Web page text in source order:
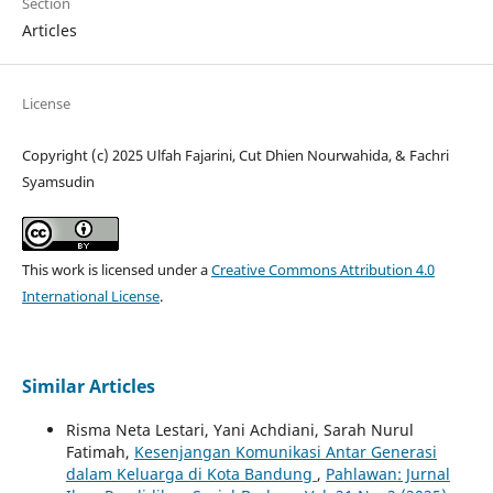
Articles
License
Copyright (c) 2025 Ulfah Fajarini, Cut Dhien Nourwahida, & Fachri
Syamsudin
This work is licensed under aCreative Commons Attribution 4.0
International License.
Similar Articles
Risma Neta Lestari, Yani Achdiani, Sarah Nurul
Fatimah, Kesenjangan Komunikasi Antar Generasi
dalam Keluarga di Kota Bandung , Pahlawan: Jurnal